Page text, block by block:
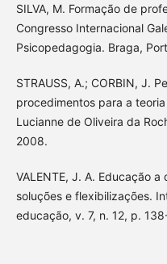
SILVA, M. Formação de
Congresso Internacional
Psicopedagogia. Braga,
STRAUSS, A.; CORBIN, J.
procedimentos para a
Lucianne de Oliveira da
2008.
VALENTE, J. A. Educação
soluções e flexibilizações.
educação, v. 7, n. 12, p.